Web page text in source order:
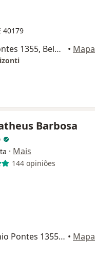
40179
Av. José do Patrocínio Pontes 1355, Belo Horizonte • Mapa
Barbosa
· Mais
144 opiniões
Avenida José do Patrocínio Pontes 1355, Belo Horizonte • Mapa